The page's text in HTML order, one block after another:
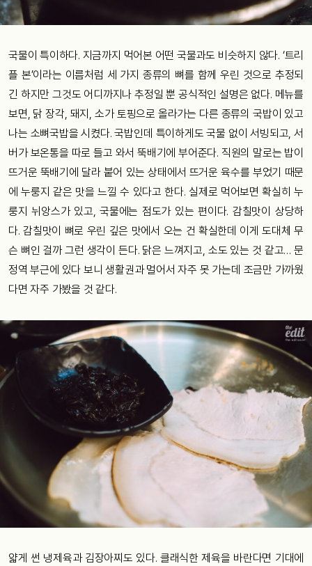
국물이 특이하다. 지금까지 먹어본 어떤 국물과도 비슷하지 않다. ‘트리
플 본’이라는 이름처럼 세 가지 종류의 뼈를 함께 우린 것으로 추정되
긴 하지만 그것도 어디까지나 추정일 뿐 공식적인 설명은 없다. 메뉴를
보면, 닭 장각, 돼지, 소가 토핑으로 올라가는 다른 종류의 국밥이 있고
나는 소뼈국밥을 시켰다. 국밥인데 특이하게도 국물 없이 서빙되고, 서
버가 보온통을 따로 들고 와서 뚝배기에 부어준다. 직원의 말로는 밥이
뜨거운 뚝배기에 달라 붙어 있는 상태에서 뜨거운 육수를 부었기 때문
에 누룽지 같은 맛을 느낄 수 있다고 한다. 실제로 먹어보면 확실히 누
룽지 뉘앙스가 있고, 국물에는 점도가 있는 편이다. 감칠맛이 상당하
다. 감칠맛이 뼈로 우린 깊은 맛에서 오는 건 확실한데 이게 도대체 무
슨 뼈인 걸까 그런 생각이 든다. 닭은 느껴지고, 소도 있는 것 같고… 문
정역 부근에 있다 보니 생활권과 멀어서 자주 못 가는데 조금만 가까웠
다면 자주 가봤을 것 같다.
얇게 썬 냉제육과 김장아찌도 있다. 클래식한 제육을 바란다면 기대에